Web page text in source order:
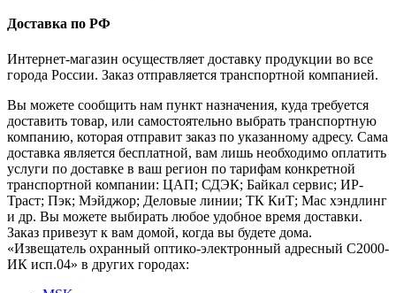
Доставка по РФ
Интернет-магазин осуществляет доставку продукции во все
города России. Заказ отправляется транспортной компанией.
Вы можете сообщить нам пункт назначения, куда требуется
доставить товар, или самостоятельно выбрать транспортную
компанию, которая отправит заказ по указанному адресу. Сама
доставка является бесплатной, вам лишь необходимо оплатить
услуги по доставке в ваш регион по тарифам конкретной
транспортной компании: ЦАП; СДЭК; Байкал сервис; ИР-
Траст; Пэк; Мэйджор; Деловые линии; ТК КиТ; Мас хэндлинг
и др. Вы можете выбирать любое удобное время доставки.
Заказ привезут к вам домой, когда вы будете дома.
«Извещатель охранный оптико-электронный адресный С2000-
ИК исп.04» в других городах: